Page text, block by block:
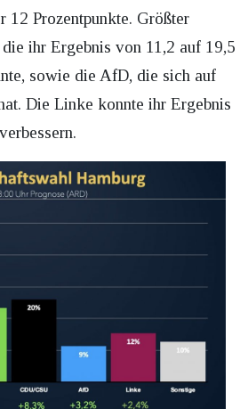
12 Prozentpunkte. Größter
ihr Ergebnis von 11,2 auf 19,5
sowie die AfD, die sich auf
Die Linke konnte ihr Ergebnis